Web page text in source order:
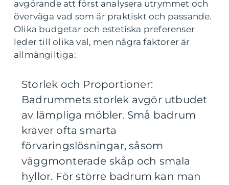
avgörande att först analysera utrymmet och
överväga vad som är praktiskt och passande.
Olika budgetar och estetiska preferenser
leder till olika val, men några faktorer är
allmängiltiga:
Storlek och Proportioner:
Badrummets storlek avgör utbudet
av lämpliga möbler. Små badrum
kräver ofta smarta
förvaringslösningar, såsom
väggmonterade skåp och smala
hyllor. För större badrum kan man